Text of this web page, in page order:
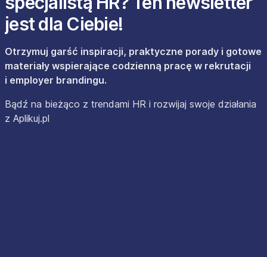
jest dla Ciebie!
Otrzymuj garść inspiracji, praktyczne porady i gotowe
materiały wspierające codzienną pracę w rekrutacji
i employer brandingu.
Bądź na bieżąco z trendami HR i rozwijaj swoje działania
z Aplikuj.pl